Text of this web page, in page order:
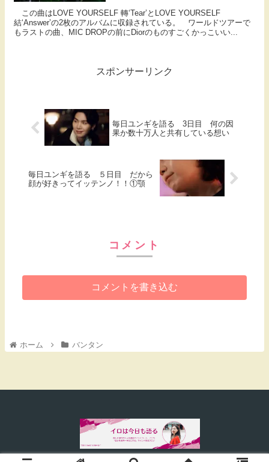
この曲はLOVE YOURSELF 轉‘Tear’とLOVE YOURSELF
結‘Answer’の2枚のアルバムに収録されている。 ワールドツアーで
もラストの曲、MIC DROPの前にDiorのものすごくかっこいい...
スポンサーリンク
毎日ユンギを語る 3日目 何の因
果か数十万人と共有している想い
毎日ユンギを語る ５日目 だから
顔が好きってイッテンノ！！①顎
コメント
コメントを書き込む
ホーム バンタン